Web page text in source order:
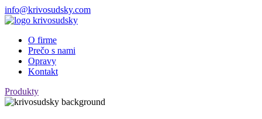
info@krivosudsky.com
O firme
Prečo s nami
Opravy
Kontakt
Produkty